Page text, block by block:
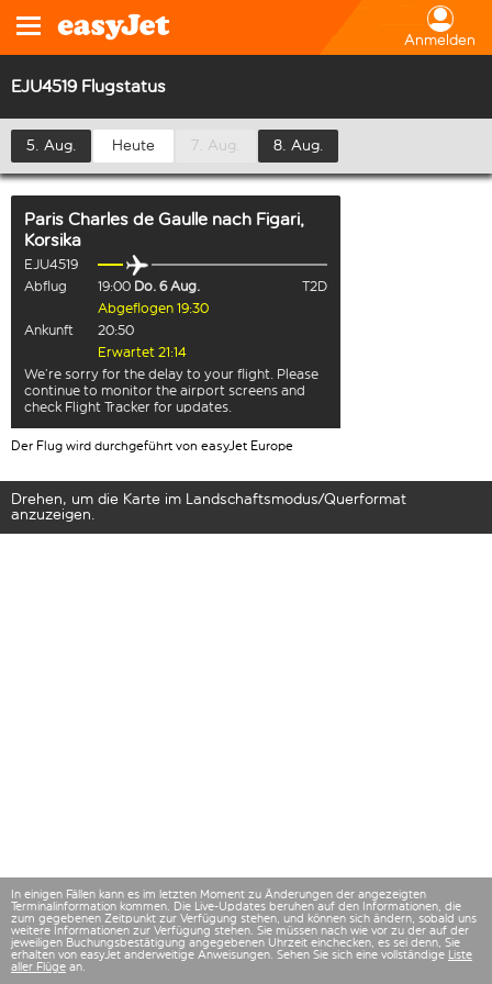
Anmelden
EJU4519 Flugstatus
5. Aug. Heute 7. Aug. 8. Aug.
Paris Charles de Gaulle nach Figari,
Korsika
EJU4519
Abflug
19:00 Do. 6 Aug.
T2D
Abgeflogen 19:30
Ankunft
20:50
Erwartet 21:14
We’re sorry for the delay to your flight. Please
continue to monitor the airport screens and
check Flight Tracker for updates.
Der Flug wird durchgeführt von easyJet Europe
Drehen, um die Karte im Landschaftsmodus/Querformat
anzuzeigen.
In einigen Fällen kann es im letzten Moment zu Änderungen der angezeigten
Terminalinformation kommen. Die Live-Updates beruhen auf den Informationen, die
zum gegebenen Zeitpunkt zur Verfügung stehen, und können sich ändern, sobald uns
weitere Informationen zur Verfügung stehen. Sie müssen nach wie vor zu der auf der
jeweiligen Buchungsbestätigung angegebenen Uhrzeit einchecken, es sei denn, Sie
erhalten von easyJet anderweitige Anweisungen. Sehen Sie sich eine vollständige Liste
aller Flüge an.